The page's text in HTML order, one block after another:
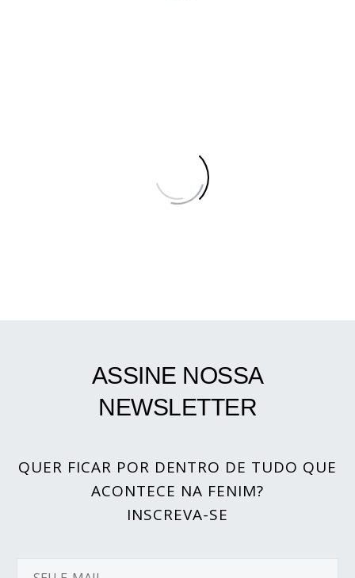
ASSINE NOSSA
NEWSLETTER
QUER FICAR POR DENTRO DE TUDO QUE
ACONTECE NA FENIM?
INSCREVA-SE